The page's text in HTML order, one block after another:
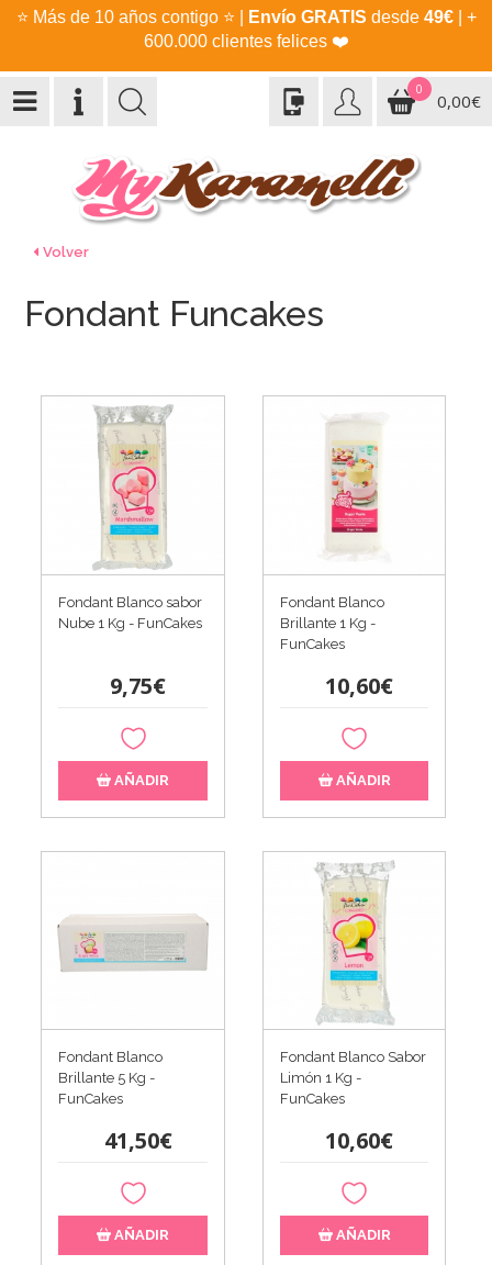
⭐ Más de 10 años contigo ⭐ Envío GRATIS desde 49€| +
600.000 clientes felices ❤️
0
0,00€
Volver
Fondant Funcakes
Fondant Blanco sabor
Nube 1 Kg - FunCakes
9,75€
AÑADIR
Fondant Blanco
Brillante 1 Kg -
FunCakes
10,60€
AÑADIR
Fondant Blanco
Brillante 5 Kg -
FunCakes
41,50€
AÑADIR
Fondant Blanco Sabor
Limón 1 Kg -
FunCakes
10,60€
AÑADIR